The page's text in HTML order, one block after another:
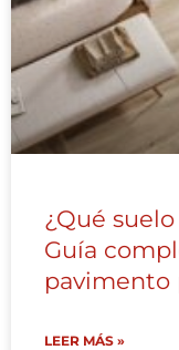
¿Qué
Guía
pavimento
LEER MÁS »